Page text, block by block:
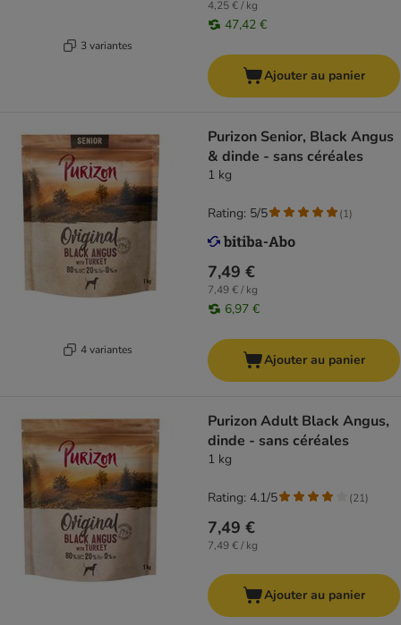
3 variantes
4,25 € / kg
47,42 €
Ajouter au panier
4 variantes
Purizon Senior, Black Angus
& dinde - sans céréales
1 kg
7,49 €
7,49 € / kg
6,97 €
Rating: 5/5 (1)
Ajouter au panier
Purizon Adult Black Angus,
dinde - sans céréales
1 kg
7,49 €
7,49 € / kg
Rating: 4.1/5 (21)
Ajouter au panier